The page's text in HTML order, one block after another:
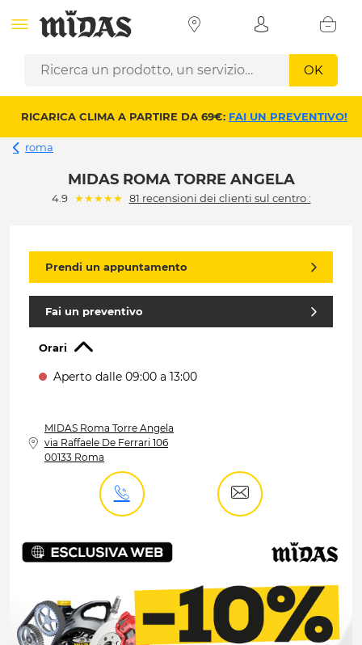
OK
RICARICA CLIMA A PARTIRE DA 69€: FAI UN PREVENTIVO!
roma
MIDAS ROMA TORRE ANGELA
4.9 (*)
★(*)
★(*)
★(*)
★(*)
★ 81 recensioni dei clienti sul centro :
Prendi un appuntamento
Fai un preventivo
Orari
Aperto dalle 09:00 a 13:00
MIDAS Roma Torre Angela
via Raffaele De Ferrari 106
00133 Roma